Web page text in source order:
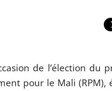
de l’élection du
pour le Mali